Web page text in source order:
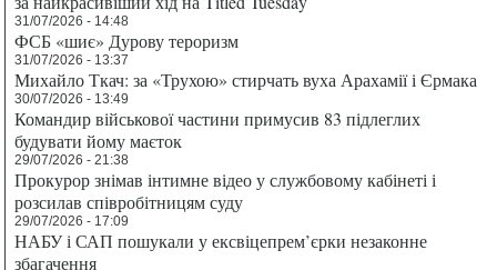
31/07/2026 - 14:48
ФСБ «шиє» Дурову тероризм
31/07/2026 - 13:37
Михайло Ткач: за «Трухою» стирчать вуха Арахамії і Єрмака
30/07/2026 - 13:49
Командир військової частини примусив 83 підлеглих
будувати йому маєток
29/07/2026 - 21:38
Прокурор знімав інтимне відео у службовому кабінеті і
розсилав співробітницям суду
29/07/2026 - 17:09
НАБУ і САП пошукали у ексвіцепрем’єрки незаконне
збагачення